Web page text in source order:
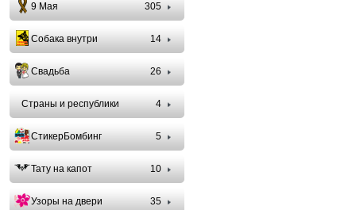
9 Мая 305
Собака внутри 14
Свадьба 26
Страны и республики 4
СтикерБомбинг 5
Тату на капот 10
Узоры на двери 35